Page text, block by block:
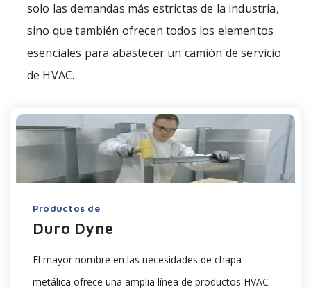
solo lasdemandas más estrictas de la industria,
sino que también ofrecen todos los elementos
esenciales para abastecer un camión de servicio
de HVAC.
Productos de
Duro Dyne
El mayor nombre en las necesidades de chapa
metálica ofrece una amplia línea de productos HVAC